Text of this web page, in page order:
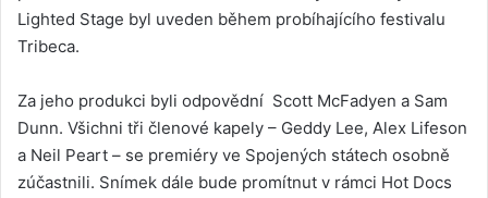
Lighted Stage byl uveden během probíhajícího festivalu
Tribeca.
Za jeho produkci byli odpovědní Scott McFadyen a Sam
Dunn. Všichni tři členové kapely – Geddy Lee, Alex Lifeson
a Neil Peart – se premiéry ve Spojených státech osobně
zúčastnili. Snímek dále bude promítnut v rámci Hot Docs